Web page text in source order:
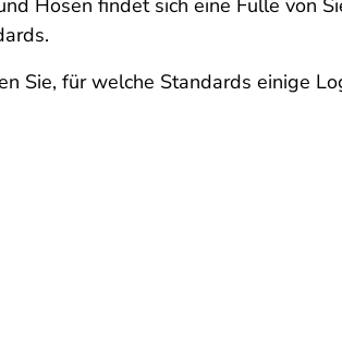
Hosen findet sich eine Fülle von
Sie, für welche Standards einige